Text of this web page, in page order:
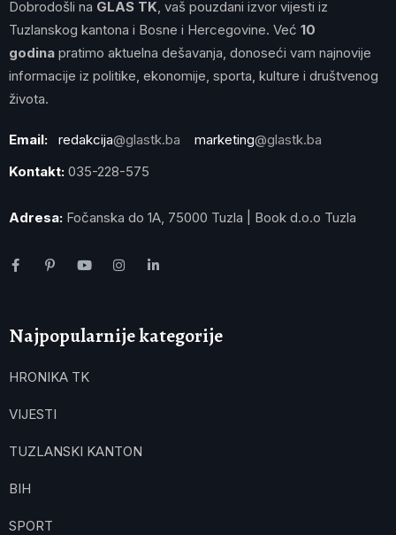
Dobrodošli na GLAS TK , vaš pouzdani izvor vijesti iz
Tuzlanskog kantona i Bosne i Hercegovine. Već 10
godina pratimo aktuelna dešavanja, donoseći vam najnovije
informacije iz politike, ekonomije, sporta, kulture i društvenog
života.
Email: redakcija@glastk.ba marketing@glastk.ba
Kontakt: 035-228-575
Adresa: Fočanska do 1A, 75000 Tuzla | Book d.o.o Tuzla
Najpopularnije kategorije
HRONIKA TK
VIJESTI
TUZLANSKI KANTON
BIH
SPORT